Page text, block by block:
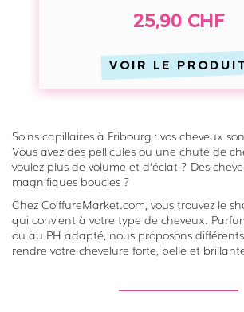
s
i
o
n
e
r
e
r
S
t
5
e
N
i
25,90 CHF
VOIR LE
Soins capillaires à Fribourg : vos cheveux
Vous avez des pellicules ou une chute de
voulez plus de volume et d‘éclat ? Des
magnifiques boucles ?
Chez CoiffureMarket.com, vous trouvez le
qui convient à votre type de cheveux.
ou au PH adapté, nous proposons
rendre votre chevelure forte, belle et